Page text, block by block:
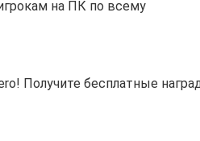
на ПК по всему
Получите бесплатные